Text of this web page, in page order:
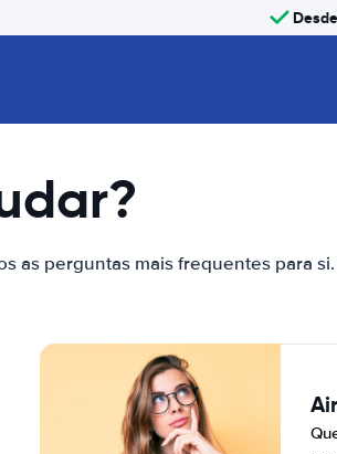
as perguntas mais frequentes para